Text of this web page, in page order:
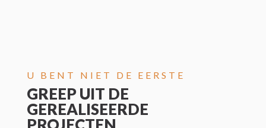
U BENT NIET DE EERSTE
GREEP UIT DE
GEREALISEERDE